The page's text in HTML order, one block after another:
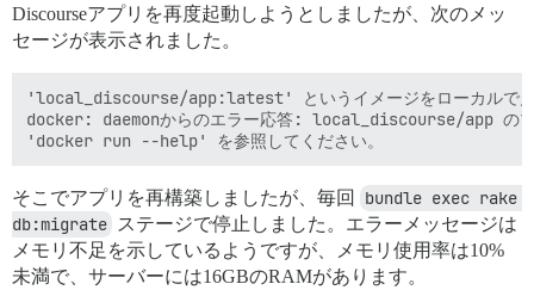
Discourseアプリを再度起動しようとしましたが、次のメッ
セージが表示されました。
'local_discourse/app:latest' というイメージをローカルで見
docker: daemonからのエラー応答: local_discourse/app のプ
そこでアプリを再構築しましたが、毎回
bundle exec rake
db:migrate ステージで停止しました。エラーメッセージは
メモリ不足を示しているようですが、メモリ使用率は10%
未満で、サーバーには16GBのRAMがあります。